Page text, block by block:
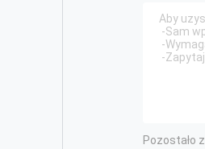
Pozostało